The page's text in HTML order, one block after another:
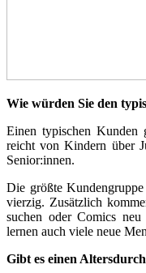
Wie würden Sie den
Einen typischen
reicht von Kindern über
Senior:innen.
Die größte
vierzig. Zusätzlich
suchen oder Comics
lernen auch viele neue
Gibt es einen